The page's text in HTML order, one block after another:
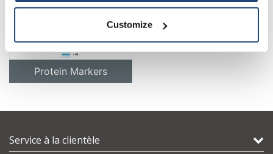
Customize
Protein Markers
Service à la clientèle